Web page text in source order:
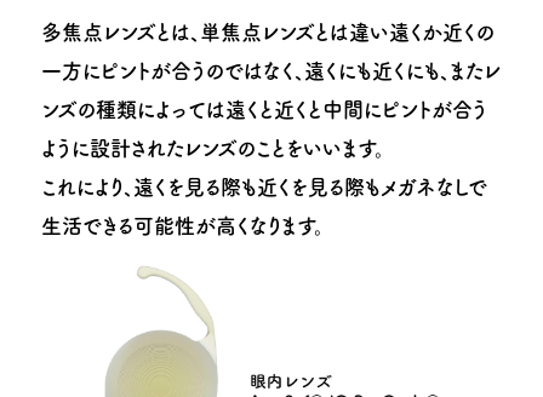
多焦点レンズとは、単焦点レンズとは違い遠くか近くの
一方にピントが合うのではなく、遠くにも近くにも、またレ
ンズの種類によっては遠くと近くと中間にピントが合う
ように設計されたレンズのことをいいます。
これにより、遠くを見る際も近くを見る際もメガネなしで
生活できる可能性が高くなります。